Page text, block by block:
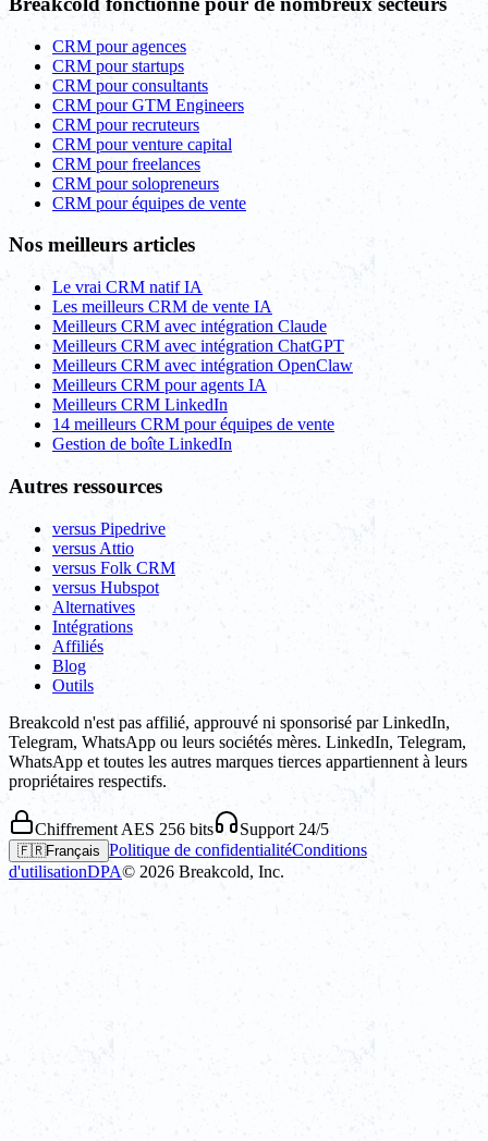
CRM pour agences
CRM pour startups
CRM pour consultants
CRM pour GTM Engineers
CRM pour recruteurs
CRM pour venture capital
CRM pour freelances
CRM pour solopreneurs
CRM pour équipes de vente
Nos meilleurs articles
Le vrai CRM natif IA
Les meilleurs CRM de vente IA
Meilleurs CRM avec intégration Claude
Meilleurs CRM avec intégration ChatGPT
Meilleurs CRM avec intégration OpenClaw
Meilleurs CRM pour agents IA
Meilleurs CRM LinkedIn
14 meilleurs CRM pour équipes de vente
Gestion de boîte LinkedIn
Autres ressources
versus Pipedrive
versus Attio
versus Folk CRM
versus Hubspot
Alternatives
Intégrations
Affiliés
Blog
Outils
Breakcold n'est pas affilié, approuvé ni sponsorisé par LinkedIn,
Telegram, WhatsApp ou leurs sociétés mères. LinkedIn, Telegram,
WhatsApp et toutes les autres marques tierces appartiennent à leurs
propriétaires respectifs.
Chiffrement AES 256 bits Support 24/5
🇫🇷Français Politique de confidentialitéConditions
d'utilisationDPA© 2026 Breakcold, Inc.